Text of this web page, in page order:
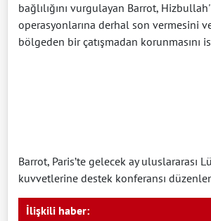
bağlılığını vurgulayan Barrot,
operasyonlarına derhal son vermesini
bölgeden bir çatışmadan korunmasını
Barrot, Paris’te gelecek ay uluslararası
kuvvetlerine destek konferansı
İlişkili haber: